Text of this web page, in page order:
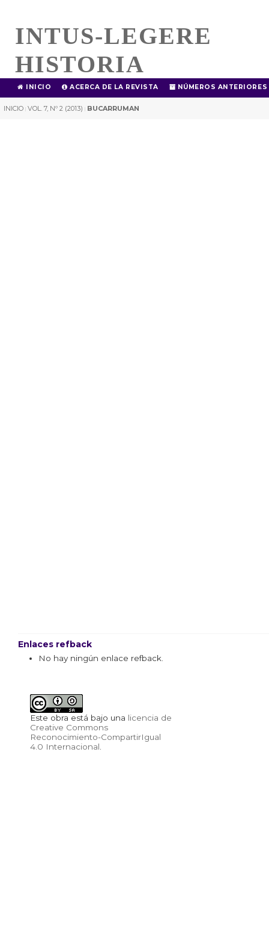
INTUS-LEGERE
HISTORIA
INICIO ACERCA DE LA REVISTA NÚMEROS ANTERIORES
INICIO | VOL. 7, Nº 2 (2013) | BUCARRUMAN
Enlaces refback
No hay ningún enlace refback.
Este obra está bajo una licencia de
Creative Commons
Reconocimiento-CompartirIgual
4.0 Internacional